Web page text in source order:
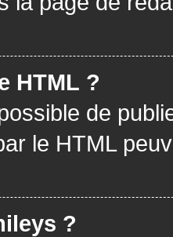
HTML ?
de
le HTML
?